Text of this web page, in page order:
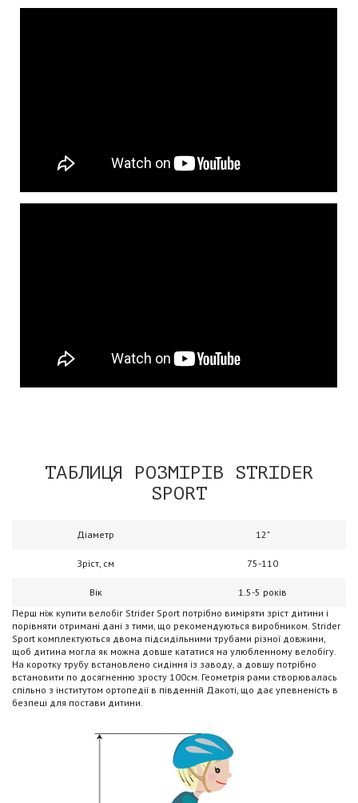
ТАБЛИЦЯ РОЗМІРІВ STRIDER
SPORT
Діаметр 12"
Зріст, см 75-110
Вік
1.5-5 років
Перш ніж купити велобіг Strider Sport потрібно виміряти зріст дитини і
порівняти отримані дані з тими, що рекомендуються виробником. Strider
Sport комплектуються двома підсидільними трубами різної довжини,
щоб дитина могла як можна довше кататися на улюбленному велобігу.
На коротку трубу встановлено сидіння із заводу, а довшу потрібно
встановити по досягненню зросту 100см. Геометрія рами створювалась
спільно з інститутом ортопедії в південній Дакоті, що дає упевненість в
безпеці для постави дитини.